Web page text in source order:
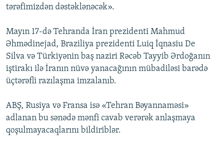
tərəfimizdən dəstəklənəcək».
Mayın 17-də Tehranda İran prezidenti Mahmud
Əhmədinejad, Braziliya prezidenti Luiq İqnasiu De
Silva və Türkiyənin baş naziri Rəcəb Tayyib Ərdoğanın
iştirakı ilə İranın nüvə yanacağının mübadiləsi barədə
üçtərəfli razılaşma imzalanıb.
ABŞ, Rusiya və Fransa isə «Tehran Bəyannaməsi»
adlanan bu sənədə mənfi cavab verərək anlaşmaya
qoşulmayacaqlarını bildiriblər.